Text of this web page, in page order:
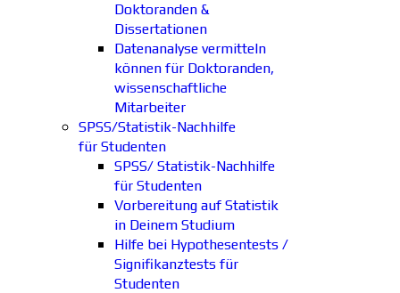
Doktoranden &
Dissertationen
Datenanalyse vermitteln
können für Doktoranden,
wissenschaftliche
Mitarbeiter
SPSS/Statistik-Nachhilfe
für Studenten
SPSS/ Statistik-Nachhilfe
für Studenten
Vorbereitung auf Statistik
in Deinem Studium
Hilfe bei Hypothesentests /
Signifikanztests für
Studenten